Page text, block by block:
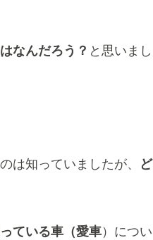
なんだろう？ と思いまし
は知っていましたが、
ど
ている車（愛車）につい